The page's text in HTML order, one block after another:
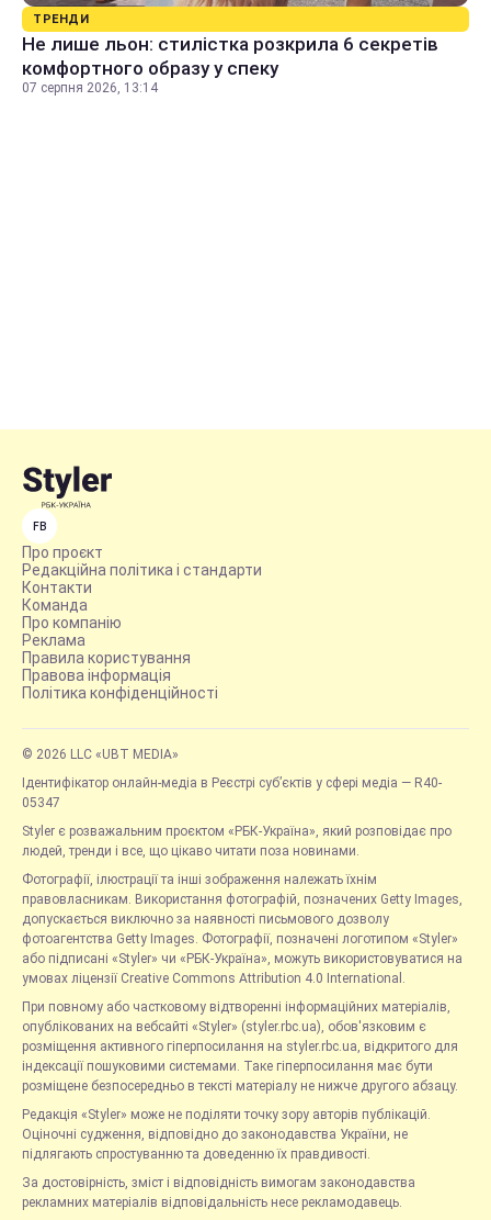
ТРЕНДИ
Не лише льон: стилістка розкрила 6 секретів
комфортного образу у спеку
07 серпня 2026, 13:14
FB
Про проєкт
Редакційна політика і стандарти
Контакти
Команда
Про компанію
Реклама
Правила користування
Правова інформація
Політика конфіденційності
© 2026 LLC «UBT MEDIA»
Ідентифікатор онлайн-медіа в Реєстрі суб’єктів у сфері медіа — R40-
05347
Styler є розважальним проєктом «РБК-Україна», який розповідає про
людей, тренди і все, що цікаво читати поза новинами.
Фотографії, ілюстрації та інші зображення належать їхнім
правовласникам. Використання фотографій, позначених Getty Images,
допускається виключно за наявності письмового дозволу
фотоагентства Getty Images. Фотографії, позначені логотипом «Styler»
або підписані «Styler» чи «РБК-Україна», можуть використовуватися на
умовах ліцензії Creative Commons Attribution 4.0 International.
При повному або частковому відтворенні інформаційних матеріалів,
опублікованих на вебсайті «Styler» (styler.rbc.ua), обов'язковим є
розміщення активного гіперпосилання на styler.rbc.ua, відкритого для
індексації пошуковими системами. Таке гіперпосилання має бути
розміщене безпосередньо в тексті матеріалу не нижче другого абзацу.
Редакція «Styler» може не поділяти точку зору авторів публікацій.
Оціночні судження, відповідно до законодавства України, не
підлягають спростуванню та доведенню їх правдивості.
За достовірність, зміст і відповідність вимогам законодавства
рекламних матеріалів відповідальність несе рекламодавець.